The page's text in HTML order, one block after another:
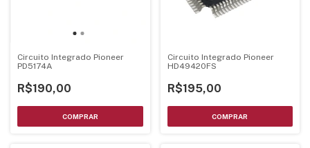
Circuito Integrado Pioneer
PD5174A
R$190,00
Circuito Integrado Pioneer
HD49420FS
R$195,00